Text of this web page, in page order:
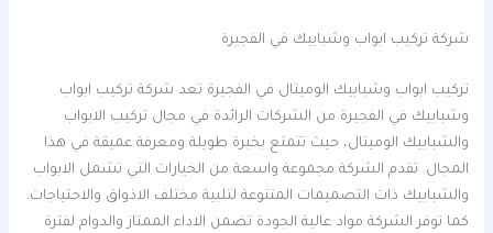
شركة تركيب ابواب وشبابيك في الفجيرة
تركيب ابواب وشبابيك الوميتال في الفجيرة تعد شركة تركيب ابواب
وشبابيك في الفجيرة من الشركات الرائدة في مجال تركيب الابواب
والشبابيك الوميتال، حيث تتمتع بخبرة طويلة ومعرفة عميقة في هذا
المجال. تقدم الشركة مجموعة واسعة من الخيارات التي تشمل الابواب
والشبابيك ذات التصميمات المتنوعة لتلبية مختلف الاذواق والاحتياجات.
كما توفر الشركة مواد عالية الجودة تضمن الاداء الممتاز والدوام لفترة